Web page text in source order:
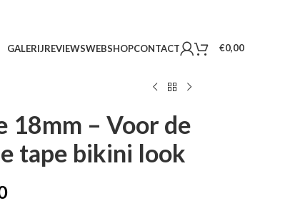
GALERIJREVIEWSWEBSHOPCONTACT €0,00
18mm – Voor de
tape bikini look